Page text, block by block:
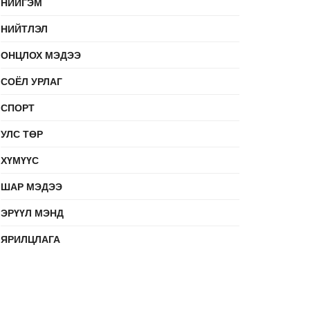
НИЙТЛЭЛ
ОНЦЛОХ МЭДЭЭ
СОЁЛ УРЛАГ
СПОРТ
УЛС ТӨР
ХҮМҮҮС
ШАР МЭДЭЭ
ЭРҮҮЛ МЭНД
ЯРИЛЦЛАГА